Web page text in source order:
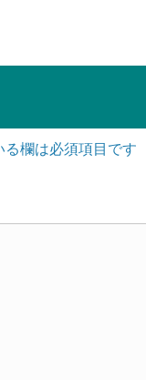
る欄は必須項目です